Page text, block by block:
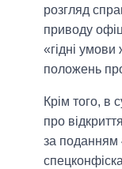
розгляд
приводу
«гідні
положень
Крім того, в
про
за поданням